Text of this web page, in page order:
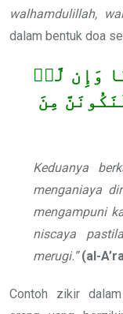
walhamdulillah,
dalam bentuk doa
وَإِن لَّمۡ
مِنَ
Keduanya
menganiaya
mengampuni
niscaya
merugi.”(al-
Contoh zikir